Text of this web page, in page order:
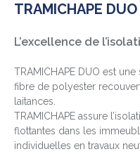
TRAMICHAPE DUO
L’excellence de
TRAMICHAPE DUO est
fibre de polyester
laitances.
TRAMICHAPE assure
flottantes dans les
individuelles en travaux